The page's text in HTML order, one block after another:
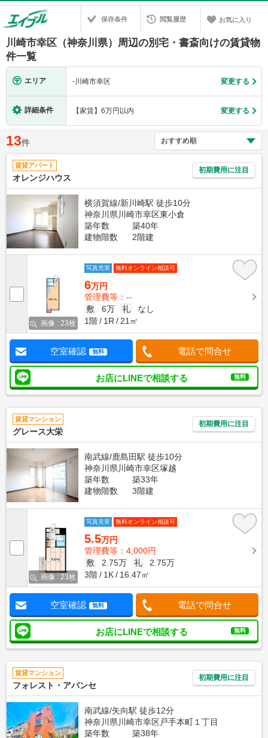
保存条件 閲覧履歴 お気に入り
川崎市幸区（神奈川県）周辺の別宅・書斎向けの賃貸物
件一覧
エリア -川崎市幸区 変更する
詳細条件 【家賃】6万円以内 変更する
13件
賃貸アパート
オレンジハウス
初期費用に注目
横須賀線/新川崎駅 徒歩10分
神奈川県川崎市幸区東小倉
築年数
築40年
建物階数
2階建
画像 : 23枚
写真充実 無料オンライン相談可
6万円
管理費等：--
敷
6万 礼
なし
1階
1R 21㎡
空室確認 無料 電話で問合せ
お店にLINEで相談する 無料
賃貸マンション
グレース大栄
初期費用に注目
南武線/鹿島田駅 徒歩10分
神奈川県川崎市幸区塚越
築年数
築33年
建物階数
3階建
画像 : 23枚
写真充実 無料オンライン相談可
5.5万円
管理費等：4,000円
敷
2.75万 礼
2.75万
3階
1K 16.47㎡
空室確認 無料 電話で問合せ
お店にLINEで相談する 無料
賃貸マンション
フォレスト・アバンセ
初期費用に注目
南武線/矢向駅 徒歩12分
神奈川県川崎市幸区戸手本町１丁目
築年数
築38年